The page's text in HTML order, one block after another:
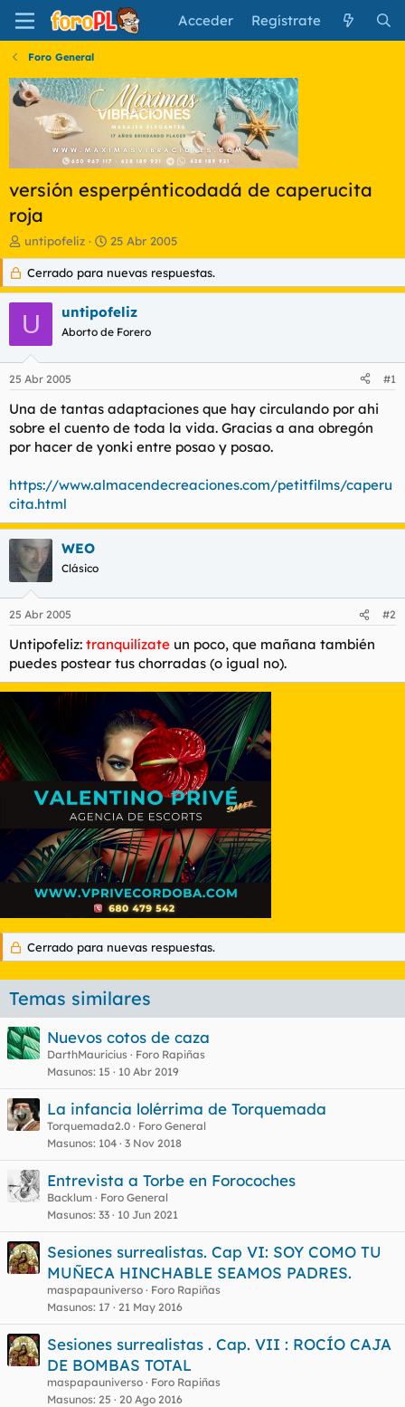
Acceder Regístrate
Foro General
versión esperpénticodadá de caperucita
roja
I
n
c
i
d
o
d
t
e
a
untipofeliz
F
e
c
h
a
d
e
i
o
25 Abr 2005
Cerrado para nuevas respuestas.
U untipofeliz
Aborto de Forero
25 Abr 2005 #1
Una de tantas adaptaciones que hay circulando por ahi
sobre el cuento de toda la vida. Gracias a ana obregón
por hacer de yonki entre posao y posao.
https://www.almacendecreaciones.com/petitfilms/caperu
cita.html
WEO
Clásico
25 Abr 2005 #2
Untipofeliz: tranquilízate un poco, que mañana también
puedes postear tus chorradas (o igual no).
Cerrado para nuevas respuestas.
Temas similares
Nuevos cotos de caza
DarthMauricius
Foro Rapiñas
Masunos 15 10 Abr 2019
La infancia lolérrima de Torquemada
Torquemada2.0
Foro General
Masunos 104 3 Nov 2018
Entrevista a Torbe en Forocoches
Backlum
Foro General
Masunos 33 10 Jun 2021
Sesiones surrealistas. Cap VI: SOY COMO TU
MUÑECA HINCHABLE SEAMOS PADRES.
maspapauniverso
Foro Rapiñas
Masunos 17 21 May 2016
Sesiones surrealistas . Cap. VII : ROCÍO CAJA
DE BOMBAS TOTAL
maspapauniverso
Foro Rapiñas
Masunos 25 20 Ago 2016